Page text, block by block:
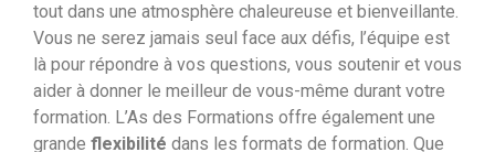
tout dans une atmosphère chaleureuse et bienveillante.
Vous ne serez jamais seul face aux défis, l’équipe est
là pour répondre à vos questions, vous soutenir et vous
aider à donner le meilleur de vous-même durant votre
formation. L’As des Formations offre également une
grande flexibilité dans les formats de formation. Que